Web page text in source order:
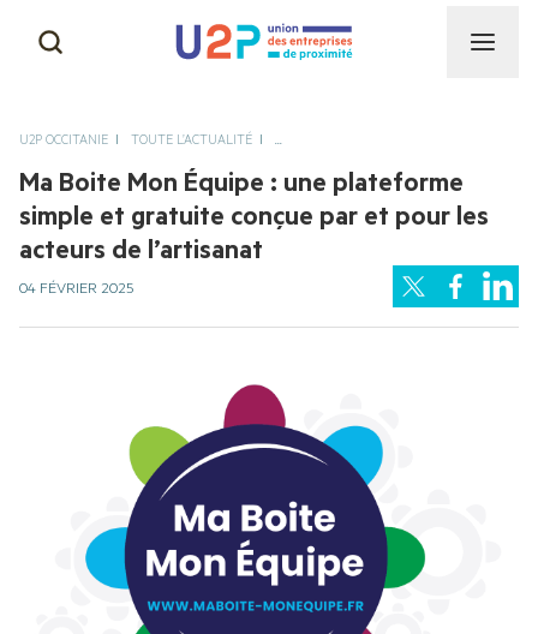
NOTRE HISTOIRE & NOS
SUCCÈS
NOTRE ÉQUIPE
UNAPL
CNATP
AUTRES ACTIVITÉS DE
PROXIMITÉ
TOUS LES MEMBRES
COMMUNIQUÉS DE PRESSE
U2P OCCITANIE TOUTE L’ACTUALITÉ ...
Ma Boite Mon Équipe : une plateforme
simple et gratuite conçue par et pour les
acteurs de l’artisanat
04 FÉVRIER 2025